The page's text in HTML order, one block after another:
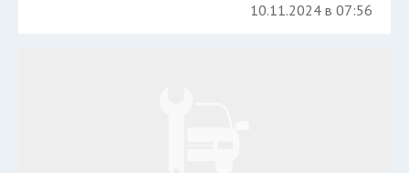
10.11.2024 в 07:56